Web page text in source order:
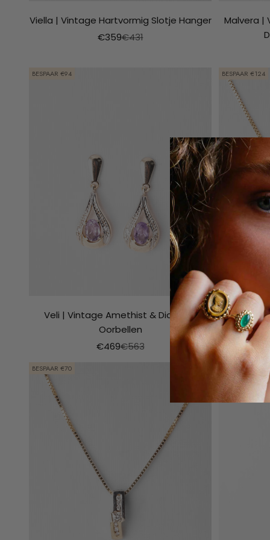
Viella | Vintage Hartvormig Slotje Hanger
Aanbiedingsprijs
€359Normale prijs
€431
Malvera |
BESPAAR €94
Veli | Vintage Amethist & Diamant
Oorbellen
Aanbiedingsprijs
€469Normale prijs
€563
BESPAAR €124
BESPAAR €70 BESPAAR €87